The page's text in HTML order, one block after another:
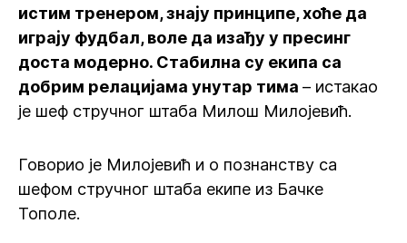
истим тренером, знају принципе, хоће да
играју фудбал, воле да изађу у пресинг
доста модерно. Стабилна су екипа са
добрим релацијама унутар тима – истакао
је шеф стручног штаба Милош Милојевић.
Говорио је Милојевић и о познанству са
шефом стручног штаба екипе из Бачке
Тополе.